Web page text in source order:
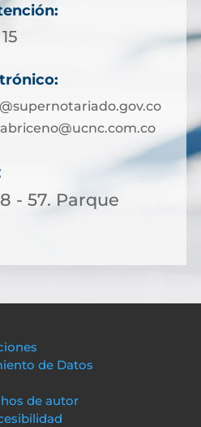
- 57. Parque
de Datos
de autor